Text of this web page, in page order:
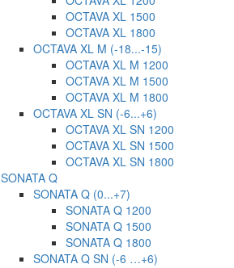
OCTAVA XL 1500
OCTAVA XL 1800
OCTAVA XL M (-18...-15)
OCTAVA XL M 1200
OCTAVA XL M 1500
OCTAVA XL M 1800
OCTAVA XL SN (-6...+6)
OCTAVA XL SN 1200
OCTAVA XL SN 1500
OCTAVA XL SN 1800
SONATA Q
SONATA Q (0...+7)
SONATA Q 1200
SONATA Q 1500
SONATA Q 1800
SONATA Q SN (-6 …+6)